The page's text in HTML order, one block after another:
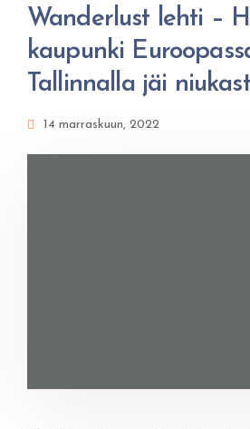
Wanderlust lehti –
kaupunki
Tallinnalla jäi
14 marraskuun, 2022